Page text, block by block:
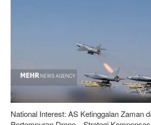
National Interest: AS Ketinggalan Zaman